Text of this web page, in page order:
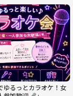
ゆるっとカラオケ！女